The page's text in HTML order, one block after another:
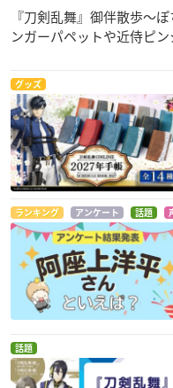
『刀剣乱舞』御伴散歩～
ンガーパペットや近侍ピ
グッズ
ランキング アンケート 話題
話題